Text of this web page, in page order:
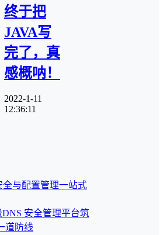
终于把
JAVA写
完了，真
感概呐！
2022-1-11
12:36:11
全与配置管理一站式
DNS 安全管理平台筑
道防线